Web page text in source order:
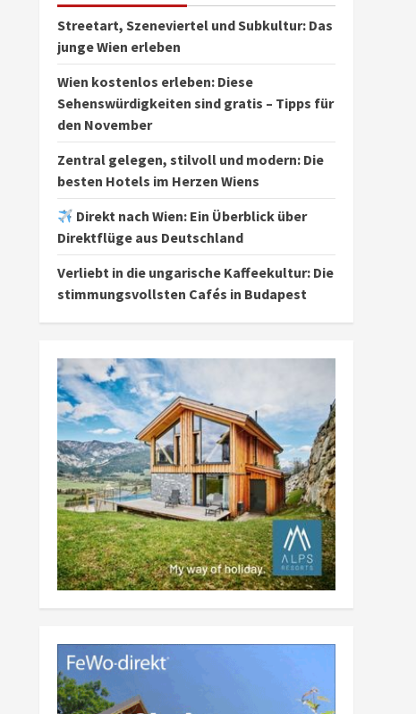
Streetart, Szeneviertel und Subkultur: Das
junge Wien erleben
Wien kostenlos erleben: Diese
Sehenswürdigkeiten sind gratis – Tipps für
den November
Zentral gelegen, stilvoll und modern: Die
besten Hotels im Herzen Wiens
Direkt nach Wien: Ein Überblick über
Direktflüge aus Deutschland
Verliebt in die ungarische Kaffeekultur: Die
stimmungsvollsten Cafés in Budapest